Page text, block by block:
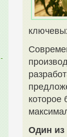
которое
Один из